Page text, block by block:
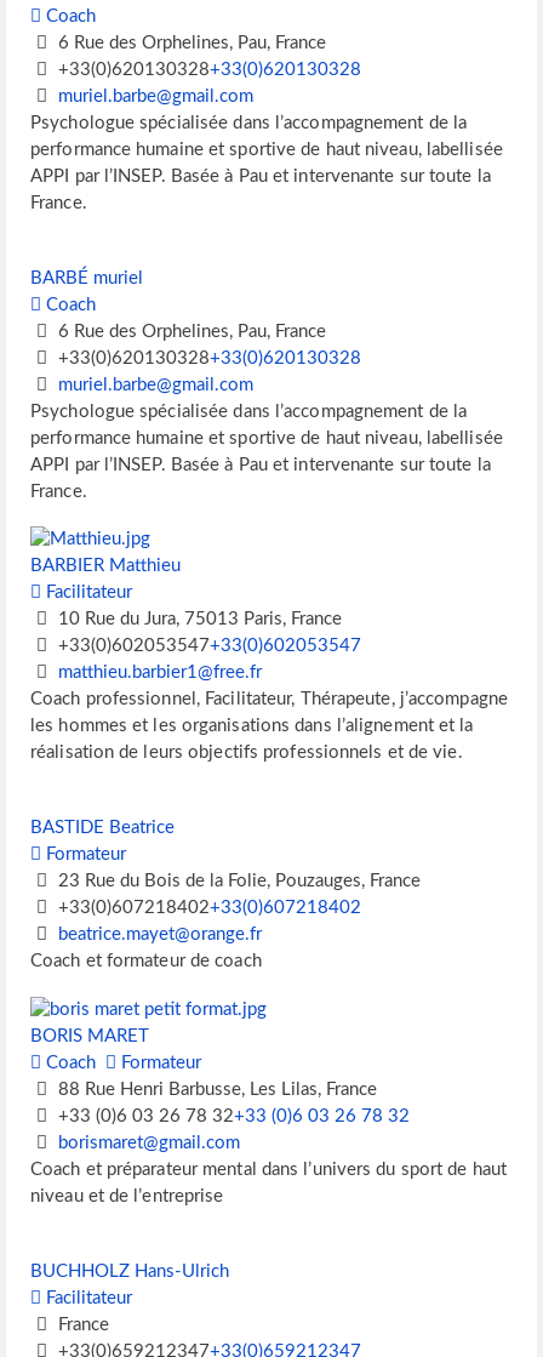
Coach
6 Rue des Orphelines, Pau, France
+33(0)620130328+33(0)620130328
muriel.barbe@gmail.com
Psychologue spécialisée dans l’accompagnement de la
performance humaine et sportive de haut niveau, labellisée
APPI par l’INSEP. Basée à Pau et intervenante sur toute la
France.
BARBÉ muriel
Coach
6 Rue des Orphelines, Pau, France
+33(0)620130328+33(0)620130328
muriel.barbe@gmail.com
Psychologue spécialisée dans l’accompagnement de la
performance humaine et sportive de haut niveau, labellisée
APPI par l’INSEP. Basée à Pau et intervenante sur toute la
France.
BARBIER Matthieu
Facilitateur
10 Rue du Jura, 75013 Paris, France
+33(0)602053547+33(0)602053547
matthieu.barbier1@free.fr
Coach professionnel, Facilitateur, Thérapeute, j’accompagne
les hommes et les organisations dans l’alignement et la
réalisation de leurs objectifs professionnels et de vie.
BASTIDE Beatrice
Formateur
23 Rue du Bois de la Folie, Pouzauges, France
+33(0)607218402+33(0)607218402
beatrice.mayet@orange.fr
Coach et formateur de coach
BORIS MARET
Coach
Formateur
88 Rue Henri Barbusse, Les Lilas, France
+33 (0)6 03 26 78 32+33 (0)6 03 26 78 32
borismaret@gmail.com
Coach et préparateur mental dans l’univers du sport de haut
niveau et de l’entreprise
BUCHHOLZ Hans-Ulrich
Facilitateur
France
+33(0)659212347+33(0)659212347